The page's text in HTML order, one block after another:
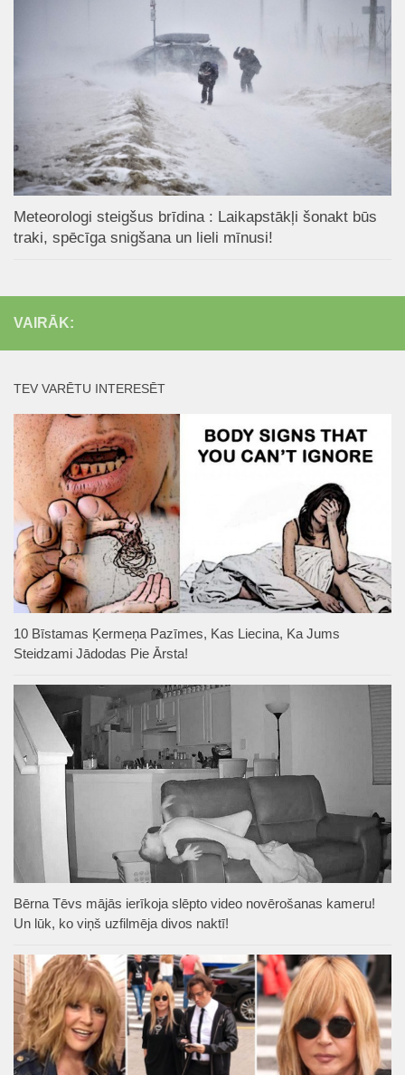
Meteorologi steigšus brīdina : Laikapstākļi šonakt būs
traki, spēcīga snigšana un lieli mīnusi!
VAIRĀK:
TEV VARĒTU INTERESĒT
10 Bīstamas Ķermeņa Pazīmes, Kas Liecina, Ka Jums
Steidzami Jādodas Pie Ārsta!
Bērna Tēvs mājās ierīkoja slēpto video novērošanas kameru!
Un lūk, ko viņš uzfilmēja divos naktī!